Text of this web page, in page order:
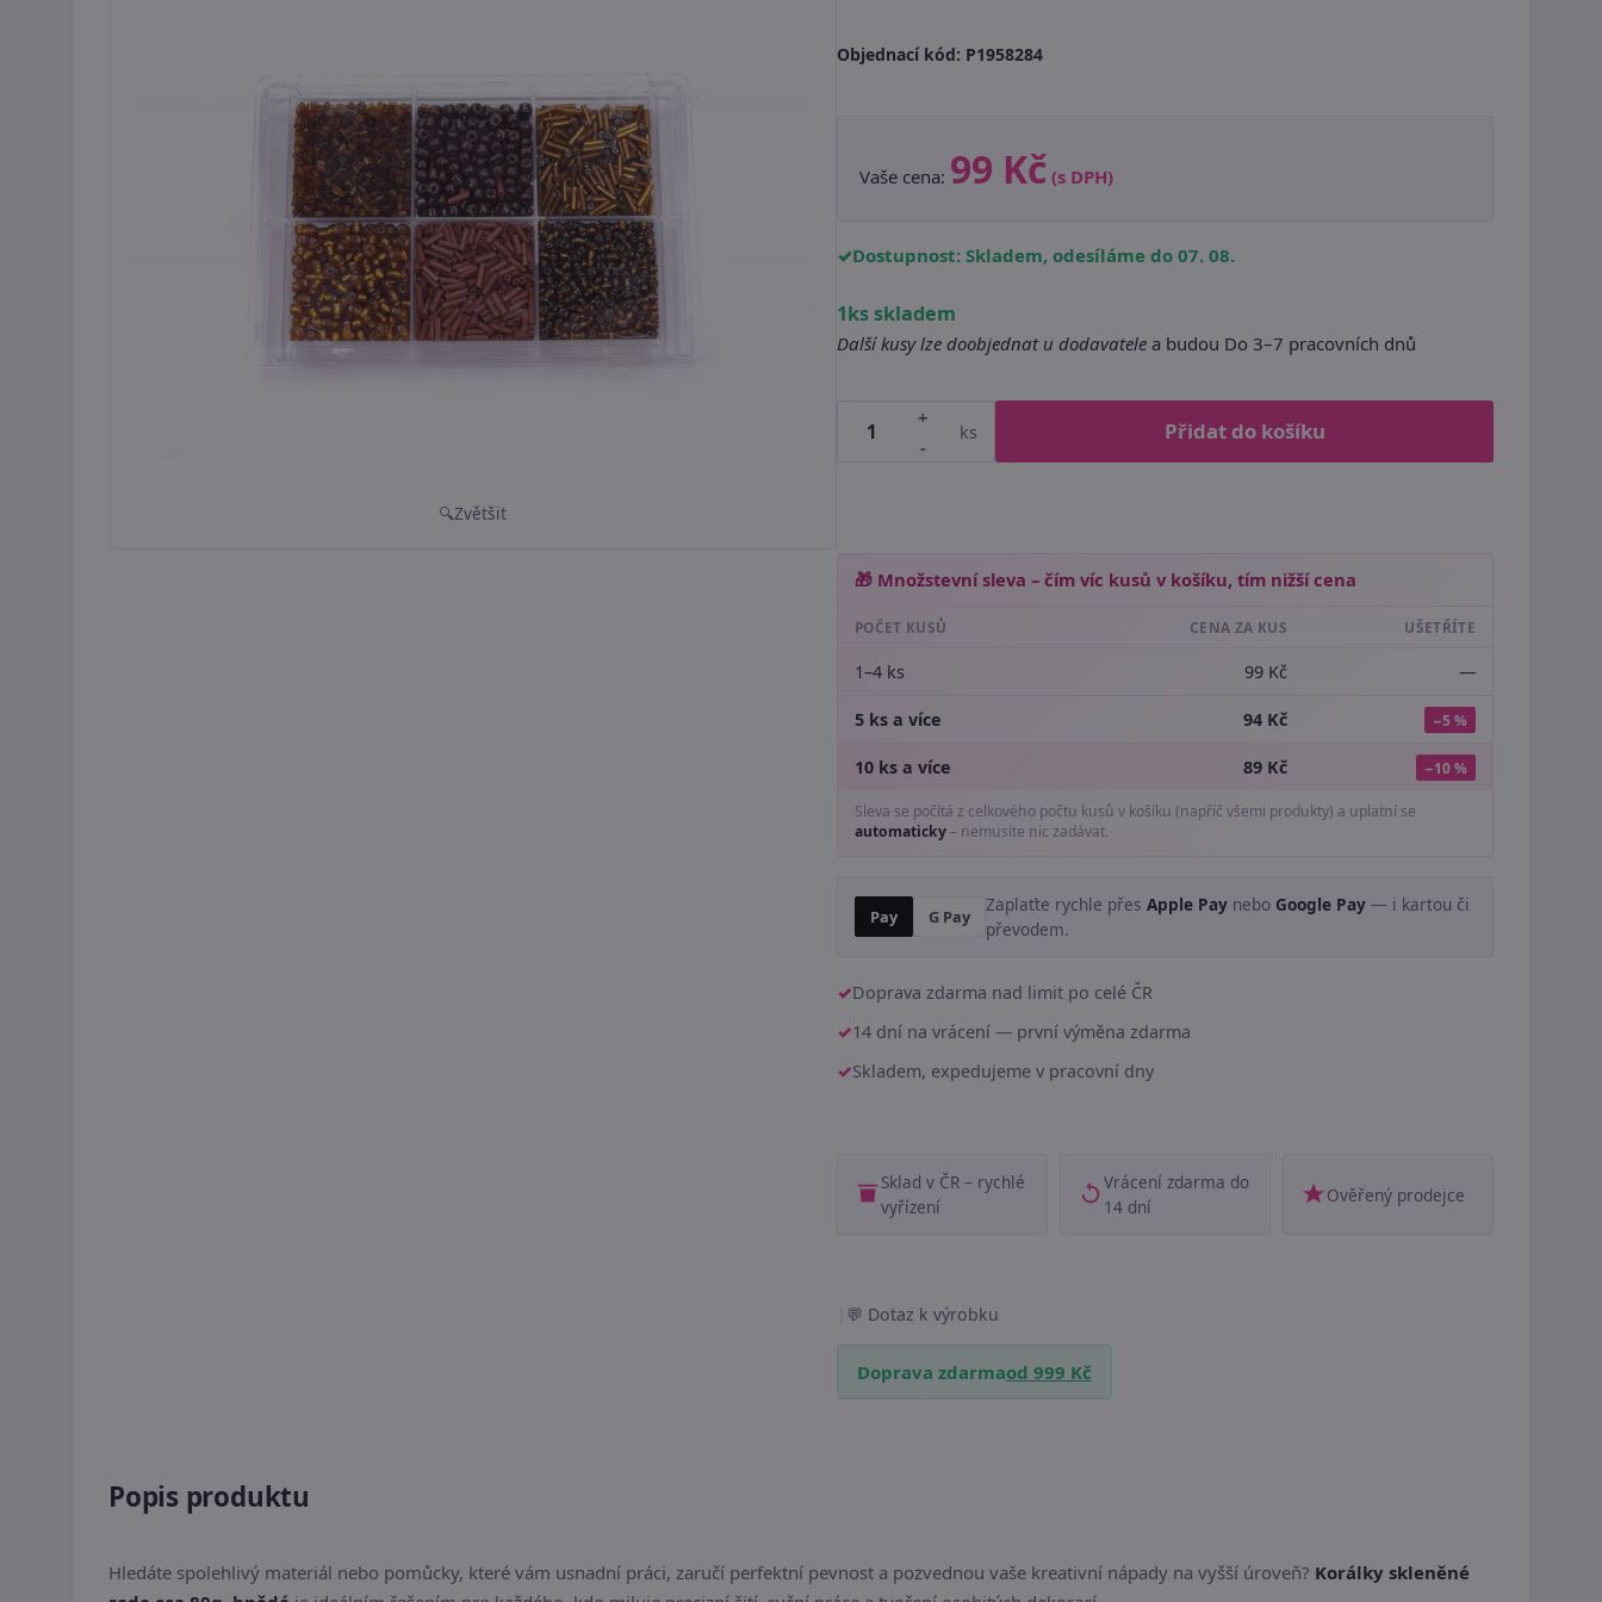
Zvětšit
Objednací kód: P1958284
Vaše cena: 99 Kč (s DPH)
Dostupnost: Skladem, odesíláme do 07. 08.
1ks skladem
Další kusy lze doobjednat u dodavatele a budou Do 3–7 pracovních dnů
+
-
ks Přidat do košíku
🎁 Množstevní sleva – čím víc kusů v košíku, tím nižší cena
POČET KUSŮ CENA ZA KUS UŠETŘÍTE
1–4 ks 99 Kč —
5 ks a více 94 Kč −5 %
10 ks a více 89 Kč −10 %
Sleva se počítá z celkového počtu kusů v košíku (napříč všemi produkty) a uplatní se
automaticky– nemusíte nic zadávat.
Pay G Pay
Zaplaťte rychle přes Apple Pay nebo Google Pay — i kartou či
převodem.
Doprava zdarma nad limit po celé ČR
14 dní na vrácení — první výměna zdarma
Skladem, expedujeme v pracovní dny
Sklad v ČR – rychlé
vyřízení
Vrácení zdarma do
14 dní
Ověřený prodejce
Dotaz k výrobku
Doprava zdarmaod 999 Kč
Popis produktu
Hledáte spolehlivý materiál nebo pomůcky, které vám usnadní práci, zaručí perfektní pevnost a pozvednou vaše kreativní nápady na vyšší úroveň? Korálky skleněné